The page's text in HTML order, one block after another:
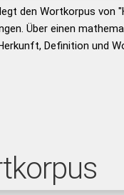
den Wortkorpus von
Über einen
Definition und